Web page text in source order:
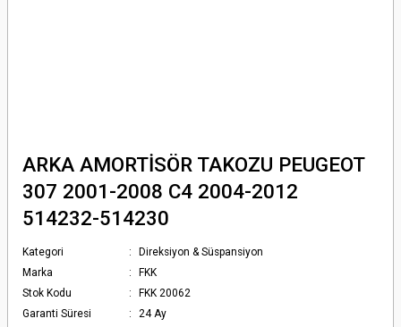
ARKA AMORTİSÖR TAKOZU PEUGEOT
307 2001-2008 C4 2004-2012
514232-514230
Kategori
Direksiyon & Süspansiyon
Marka
FKK
Stok Kodu
FKK 20062
Garanti Süresi
24 Ay